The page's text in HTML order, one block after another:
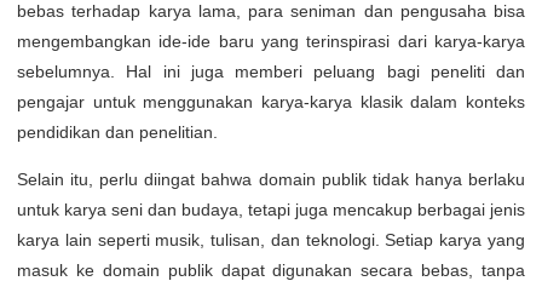
bebas terhadap karya lama, para seniman dan pengusaha bisa
mengembangkan ide-ide baru yang terinspirasi dari karya-karya
sebelumnya. Hal ini juga memberi peluang bagi peneliti dan
pengajar untuk menggunakan karya-karya klasik dalam konteks
pendidikan dan penelitian.
Selain itu, perlu diingat bahwa domain publik tidak hanya berlaku
untuk karya seni dan budaya, tetapi juga mencakup berbagai jenis
karya lain seperti musik, tulisan, dan teknologi. Setiap karya yang
masuk ke domain publik dapat digunakan secara bebas, tanpa